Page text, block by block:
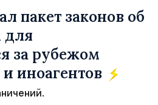
пакет законов об
для
за рубежом
иноагентов
5197 1767
для нас.